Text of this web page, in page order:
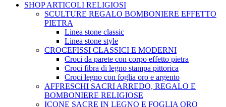
SHOP ARTICOLI RELIGIOSI
SCULTURE REGALO BOMBONIERE EFFETTO
PIETRA
Linea stone classic
Linea stone style
CROCEFISSI CLASSICI E MODERNI
Croci da parete con corpo effetto pietra
Croci fibra di legno stampa pittorica
Croci legno con foglia oro e argento
AFFRESCHI SACRI ARREDO, REGALO E
BOMBONIERE RELIGIOSE
ICONE SACRE IN LEGNO E FOGLIA ORO